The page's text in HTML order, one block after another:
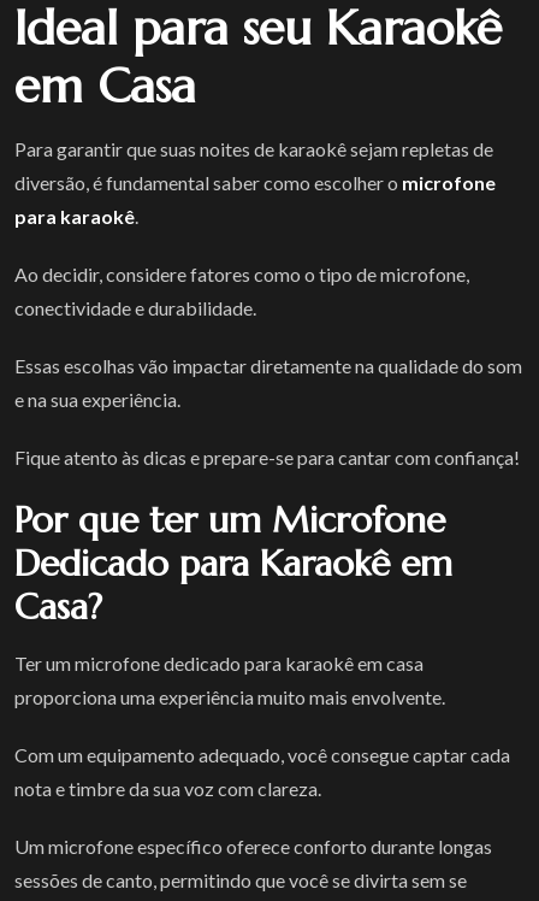
Ideal para seu Karaokê
em Casa
Para garantir que suas noites de karaokê sejam repletas de
diversão, é fundamental saber como escolher o microfone
para karaokê.
Ao decidir, considere fatores como o tipo de microfone,
conectividade e durabilidade.
Essas escolhas vão impactar diretamente na qualidade do som
e na sua experiência.
Fique atento às dicas e prepare-se para cantar com confiança!
Por que ter um Microfone
Dedicado para Karaokê em
Casa?
Ter um microfone dedicado para karaokê em casa
proporciona uma experiência muito mais envolvente.
Com um equipamento adequado, você consegue captar cada
nota e timbre da sua voz com clareza.
Um microfone específico oferece conforto durante longas
sessões de canto, permitindo que você se divirta sem se